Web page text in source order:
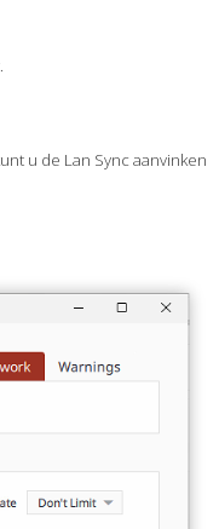
u de Lan Sync aanvinken